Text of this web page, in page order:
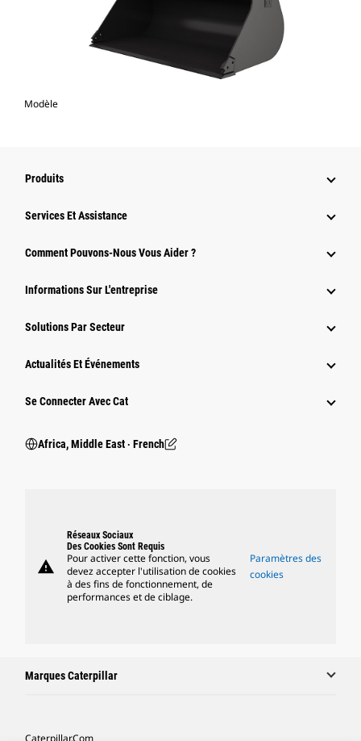
Modèle
Produits
Services Et Assistance
Comment Pouvons-Nous Vous Aider ?
Informations Sur L'entreprise
Solutions Par Secteur
Actualités Et Événements
Se Connecter Avec Cat
Africa, Middle East ‧ French
warning
Réseaux Sociaux
Des Cookies Sont Requis
Pour activer cette fonction, vous
devez accepter l'utilisation de cookies
à des fins de fonctionnement, de
performances et de ciblage.
Paramètres des
cookies
Marques Caterpillar
Caterpillar.com